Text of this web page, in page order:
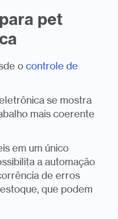
pet
o controle de
se mostra
mais coerente
em um único
a automação
de erros
que podem